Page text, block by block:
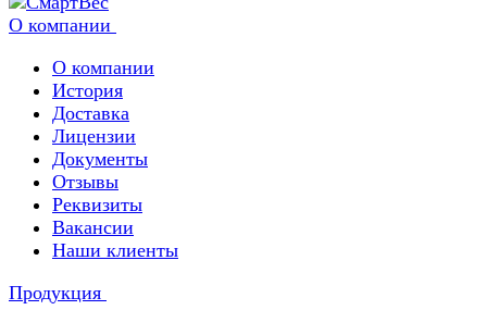
О компании
О компании
История
Доставка
Лицензии
Документы
Отзывы
Реквизиты
Вакансии
Наши клиенты
Продукция